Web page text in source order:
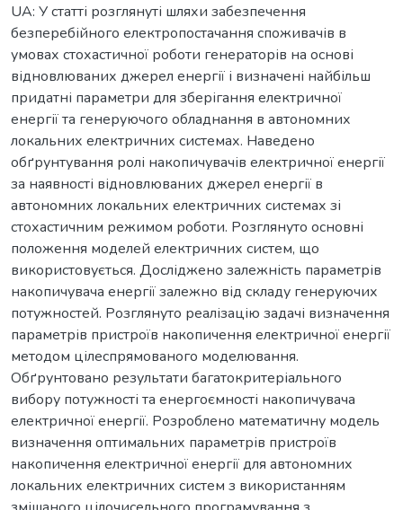
UA: У статті розглянуті шляхи забезпечення
безперебійного електропостачання споживачів в
умовах стохастичної роботи генераторів на основі
відновлюваних джерел енергії і визначені найбільш
придатні параметри для зберігання електричної
енергії та генеруючого обладнання в автономних
локальних електричних системах. Наведено
обґрунтування ролі накопичувачів електричної енергії
за наявності відновлюваних джерел енергії в
автономних локальних електричних системах зі
стохастичним режимом роботи. Розглянуто основні
положення моделей електричних систем, що
використовується. Досліджено залежність параметрів
накопичувача енергії залежно від складу генеруючих
потужностей. Розглянуто реалізацію задачі визначення
параметрів пристроїв накопичення електричної енергії
методом цілеспрямованого моделювання.
Обґрунтовано результати багатокритеріального
вибору потужності та енергоємності накопичувача
електричної енергії. Розроблено математичну модель
визначення оптимальних параметрів пристроїв
накопичення електричної енергії для автономних
локальних електричних систем з використанням